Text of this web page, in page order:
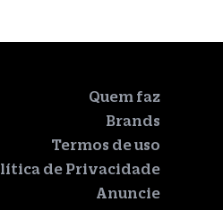
Quem faz
Brands
Termos de uso
de Privacidade
Anuncie